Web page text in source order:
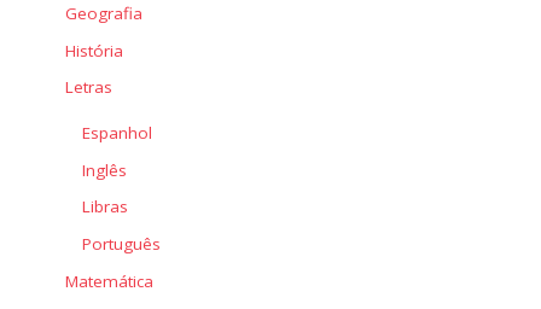
Geografia
História
Letras
Espanhol
Inglês
Libras
Português
Matemática